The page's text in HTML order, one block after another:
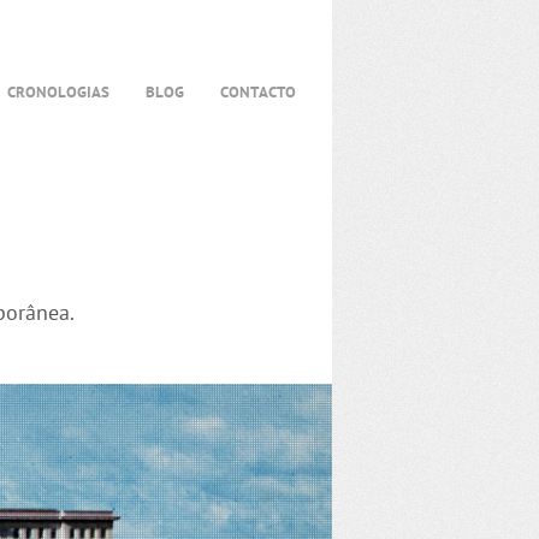
CRONOLOGIAS BLOG CONTACTO